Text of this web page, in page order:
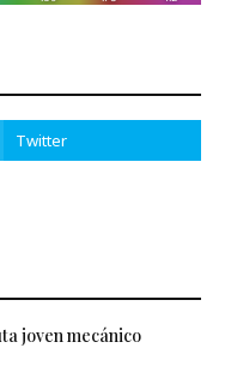
joven mecánico